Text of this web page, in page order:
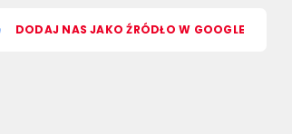
DODAJ NAS JAKO ŹRÓDŁO W GOOGLE